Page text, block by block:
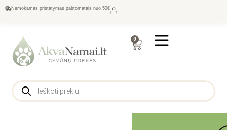
Nemokamas pristatymas paštomatais nuo 50€
0